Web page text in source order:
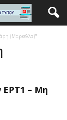
(Μαρκέλλα)"
ΕΡΤ1 – Μη